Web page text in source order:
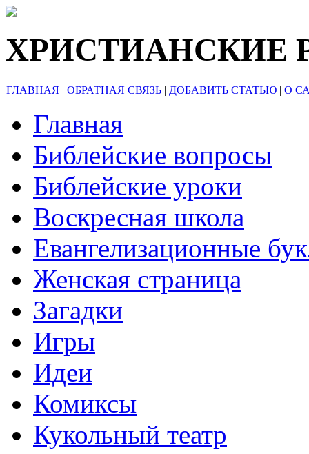
ХРИСТИАНСКИЕ
ГЛАВНАЯ | ОБРАТНАЯ СВЯЗЬ | ДОБАВИТЬ СТАТЬЮ | О
Главная
Библейские вопросы
Библейские уроки
Воскресная школа
Евангелизационные
Женская страница
Загадки
Игры
Идеи
Комиксы
Кукольный театр